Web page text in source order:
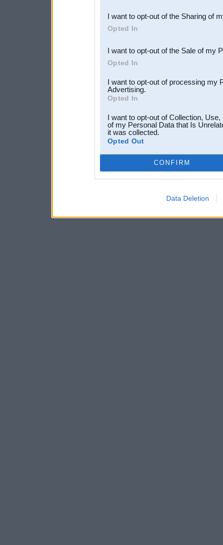
Downstream Participants
third parties.
I want to opt-out of the Sharing of
Opted In
I want to opt-out of the Sale of my
Opted In
I want to opt-out of processing my
Advertising.
Opted In
I want to opt-out of Collection,
of my Personal Data that Is
it was collected.
Opted Out
CONFIRM
Data Deletion